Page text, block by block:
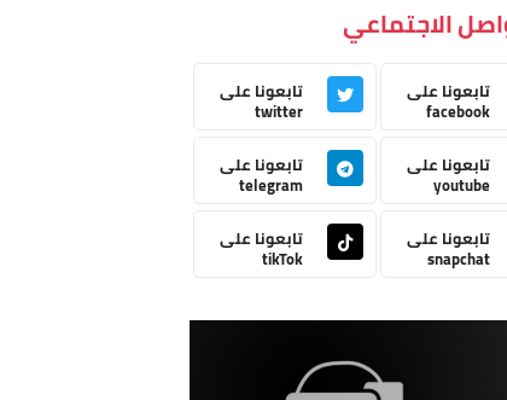
الاجتماعي
تابعونا على
facebook
تابعونا على
twitter
تابعونا على
youtube
تابعونا على
telegram
تابعونا على
snapchat
تابعونا على
tikTok